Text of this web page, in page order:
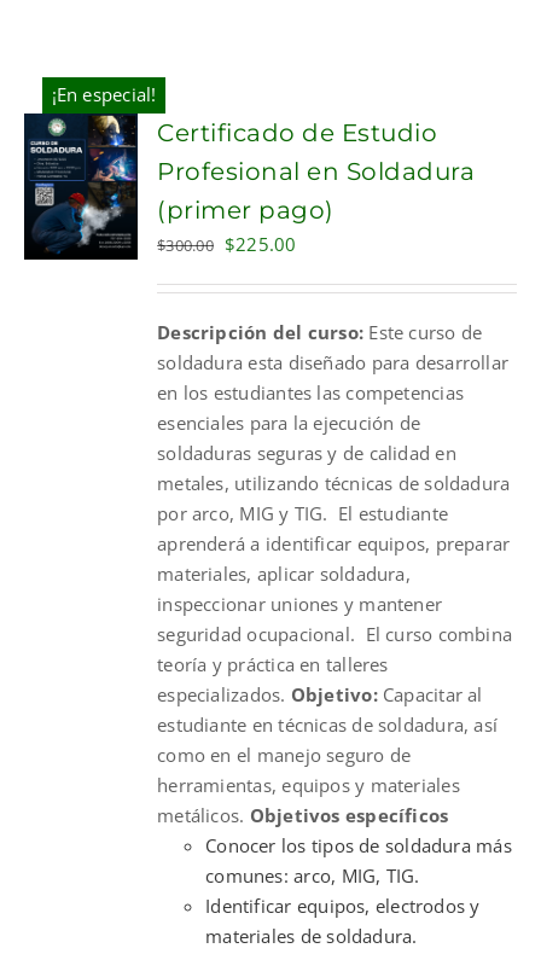
¡En especial!
ADD TO
CART
Certificado de Estudio
Profesional en Soldadura
(primer pago)
$300.00 Original
$300.00.
$225.00
$225.00.
Descripción del curso: Este curso de
soldadura esta diseñado para desarrollar
en los estudiantes las competencias
esenciales para la ejecución de
soldaduras seguras y de calidad en
metales, utilizando técnicas de soldadura
por arco, MIG y TIG. El estudiante
aprenderá a identificar equipos, preparar
materiales, aplicar soldadura,
inspeccionar uniones y mantener
seguridad ocupacional. El curso combina
teoría y práctica en talleres
especializados. Objetivo:Capacitar al
estudiante en técnicas de soldadura, así
como en el manejo seguro de
herramientas, equipos y materiales
metálicos. Objetivos específicos
Conocer los tipos de soldadura más
comunes: arco, MIG, TIG.
Identificar equipos, electrodos y
materiales de soldadura.